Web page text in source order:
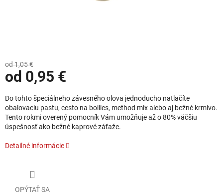
od 1,05 €
od 0,95 €
Jednotková cena:
Do tohto špeciálneho závesného olova jednoducho natlačíte
obalovaciu pastu, cesto na boilies, method mix alebo aj bežné krmivo.
Tento rokmi overený pomocník Vám umožňuje až o 80% väčšiu
úspešnosť ako bežné kaprové záťaže.
Detailné informácie
OPÝTAŤ SA